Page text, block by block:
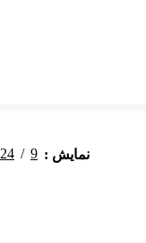
نمایش 9
24